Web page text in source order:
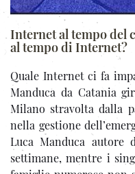
Internet al tempo del
al tempo di Internet?
Quale Internet ci fa
Manduca da Catania
Milano stravolta dalla
nella gestione
Luca Manduca
settimane, mentre i